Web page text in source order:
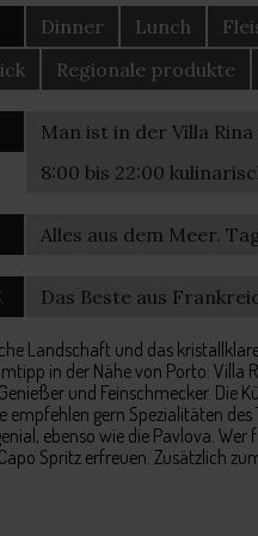
Dinner Lunch
Regionale produkte
Man ist in der Villa
8:00 bis 22:00
Alles aus dem Meer.
Das Beste aus
Landschaft und das
in der Nähe von Porto:
und Feinschmecker. Die
empfehlen gern Spezialitäten
ebenso wie die Pavlova.
Spritz erfreuen. Zusätzlich